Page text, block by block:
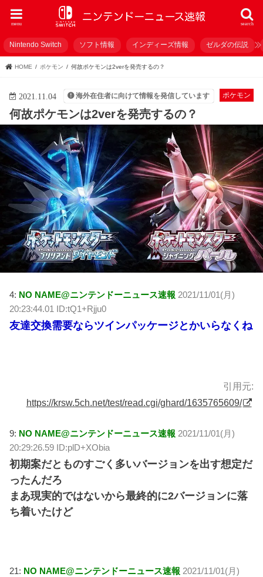
search
menu
Nintendo Switch ソフト情報 インディーズ情報 ゼルダの伝説
HOME ポケモン 何故ポケモンは2verを発売するの？
ポケモン
2021.11.04 海外在住者に向けて情報を発信しています
何故ポケモンは2verを発売するの？
4: NO NAME@ニンテンドーニュース速報 2021/11/01(月)
20:23:44.01 ID:tQ1+Rjju0
友達交換需要ならツインパッケージとかいらなくね
引用元:
https://krsw.5ch.net/test/read.cgi/ghard/1635765609/
9: NO NAME@ニンテンドーニュース速報 2021/11/01(月)
20:29:26.59 ID:plD+XObia
初期案だとものすごく多いバージョンを出す想定だ
ったんだろ
まあ現実的ではないから最終的に2バージョンに落
ち着いたけど
21: NO NAME@ニンテンドーニュース速報 2021/11/01(月)